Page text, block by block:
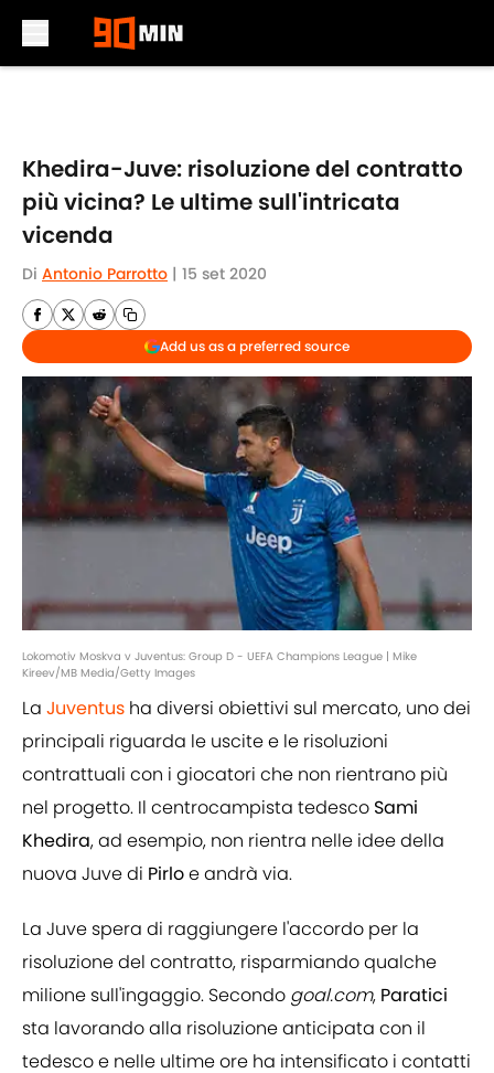
Khedira-Juve: risoluzione del contratto
più vicina? Le ultime sull'intricata
vicenda
Di Antonio Parrotto | 15 set 2020
Add us as a preferred source
Lokomotiv Moskva v Juventus: Group D - UEFA Champions League | Mike
Kireev/MB Media/Getty Images
La Juventus ha diversi obiettivi sul mercato, uno dei
principali riguarda le uscite e le risoluzioni
contrattuali con i giocatori che non rientrano più
nel progetto. Il centrocampista tedesco Sami
Khedira, ad esempio, non rientra nelle idee della
nuova Juve di Pirloe andrà via.
La Juve spera di raggiungere l'accordo per la
risoluzione del contratto, risparmiando qualche
milione sull'ingaggio. Secondo goal.com, Paratici
sta lavorando alla risoluzione anticipata con il
tedesco e nelle ultime ore ha intensificato i contatti